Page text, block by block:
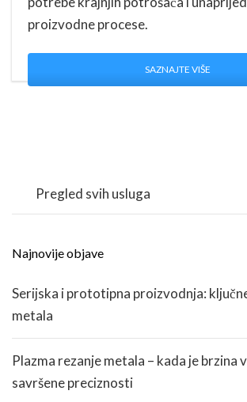
proizvodne procese.
SAZNAJTE VIŠE
Pregled svih usluga
Najnovije objave
Serijska i prototipna proizvodnja:
metala
Plazma rezanje metala – kada je brzina
savršene preciznosti